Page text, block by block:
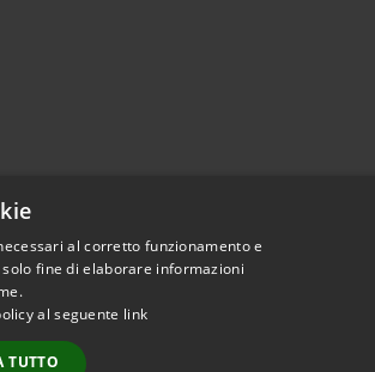
al corretto funzionamento e
fine di elaborare informazioni
al seguente link
TUTTO